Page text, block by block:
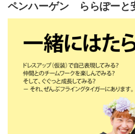
ペンハーゲン ららぽーと